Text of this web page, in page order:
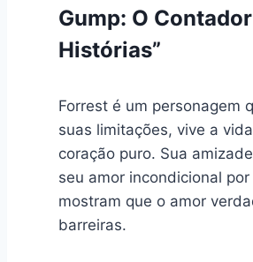
Gump: O
Histórias”
Forrest é um personagem
suas limitações, vive a
coração puro. Sua
seu amor incondicional por
mostram que o amor
barreiras.